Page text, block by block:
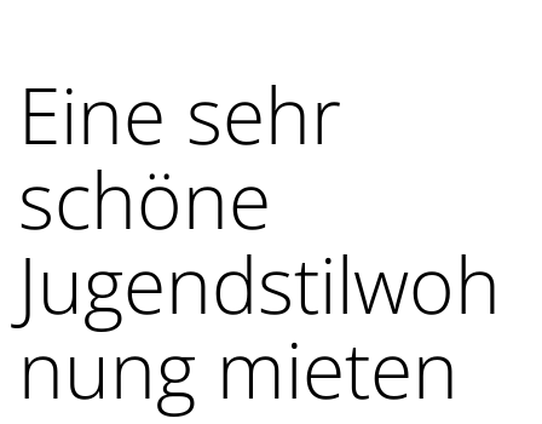
Eine sehr
schöne
Jugendstilwoh
nung mieten